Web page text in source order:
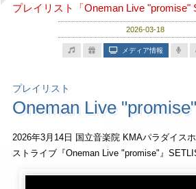
プレイリスト「Oneman Live "promise"
2026-03-18
メディア情報
プレイリスト
Oneman Live
2026年3月14日 国立音楽院 KMAパラダイス
ストライブ『Oneman Live "promise"』